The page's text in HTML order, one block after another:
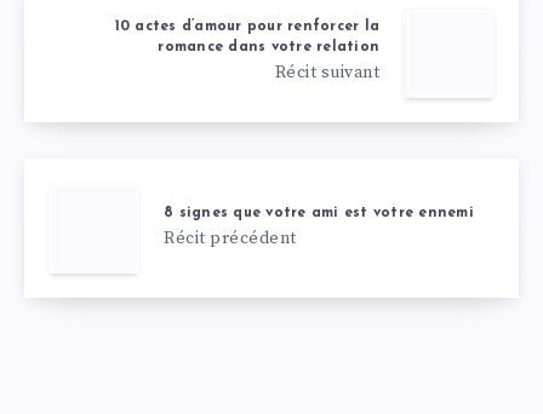
10 actes d’amour pour renforcer la
romance dans votre relation
Récit suivant
8 signes que votre ami est votre ennemi
Récit précédent